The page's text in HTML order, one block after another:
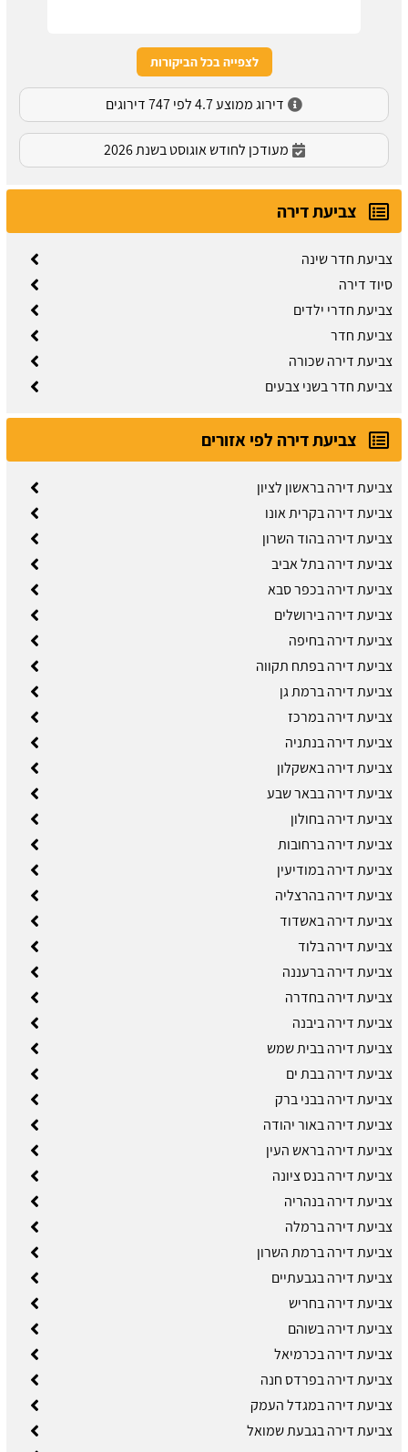
לצפייה בכל הביקורות
דירוג ממוצע 4.7 לפי 747 דירוגים
מעודכן לחודש אוגוסט בשנת 2026
צביעת דירה
צביעת חדר שינה
סיוד דירה
צביעת חדרי ילדים
צביעת חדר
צביעת דירה שכורה
צביעת חדר בשני צבעים
צביעת דירה לפי אזורים
צביעת דירה בראשון לציון
צביעת דירה בקרית אונו
צביעת דירה בהוד השרון
צביעת דירה בתל אביב
צביעת דירה בכפר סבא
צביעת דירה בירושלים
צביעת דירה בחיפה
צביעת דירה בפתח תקווה
צביעת דירה ברמת גן
צביעת דירה במרכז
צביעת דירה בנתניה
צביעת דירה באשקלון
צביעת דירה בבאר שבע
צביעת דירה בחולון
צביעת דירה ברחובות
צביעת דירה במודיעין
צביעת דירה בהרצליה
צביעת דירה באשדוד
צביעת דירה בלוד
צביעת דירה ברעננה
צביעת דירה בחדרה
צביעת דירה ביבנה
צביעת דירה בבית שמש
צביעת דירה בבת ים
צביעת דירה בבני ברק
צביעת דירה באור יהודה
צביעת דירה בראש העין
צביעת דירה בנס ציונה
צביעת דירה בנהריה
צביעת דירה ברמלה
צביעת דירה ברמת השרון
צביעת דירה בגבעתיים
צביעת דירה בחריש
צביעת דירה בשוהם
צביעת דירה בכרמיאל
צביעת דירה בפרדס חנה
צביעת דירה במגדל העמק
צביעת דירה בגבעת שמואל